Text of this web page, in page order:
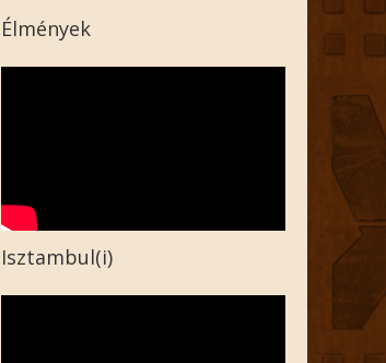
Élmények
Isztambul(i)